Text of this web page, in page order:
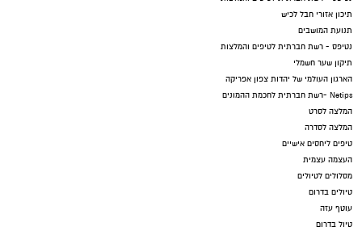
תיכון אזורי חבל לכיש
תנועת המושבים
נטיפס - רשת חברתית לטיפים והמלצות
תיקון שער חשמלי
הארגון העולמי של יהדות צפון אפריקה
Netips -רשת חברתית לחכמת ההמונים
המלצה לסרט
המלצה לסדרה
טיפים ליחסים אישיים
העצמה עצמית
מסלולים לטיולים
טיולים בדרום
עוטף עזה
טיול בדרום